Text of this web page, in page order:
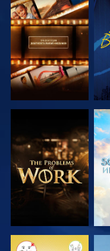
СМОТРЕТЬ
ПЕРЕДАЧИ
СМОТРЕТЬ
ПЕРЕДАЧИ